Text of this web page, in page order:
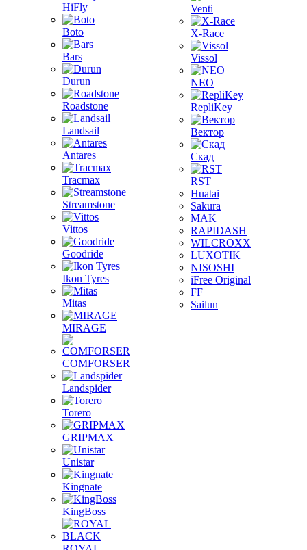
HiFly
Boto
Bars
Durun
Roadstone
Landsail
Antares
Tracmax
Streamstone
Vittos
Goodride
Ikon Tyres
Mitas
MIRAGE
COMFORSER
Landspider
Torero
GRIPMAX
Unistar
Kingnate
KingBoss
Venti
X-Race
Vissol
NEO
RepliKey
Вектор
Скад
RST
Huatai
Sakura
MAK
RAPIDASH
WILCROXX
LUXOTIK
NISOSHI
iFree Original
FF
Sailun